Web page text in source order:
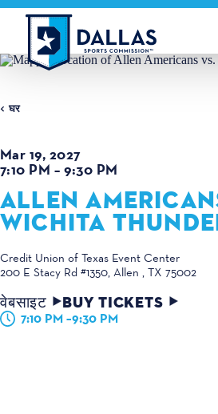
सामग्री पर जाएं
घर
Mar 19, 2027
7:10 PM – 9:30 PM
ALLEN
WICHITA
Credit Union of Texas Event Center
200 E Stacy Rd #1350 Allen , TX 75002
वेबसाइट BUY TICKETS
7:10 PM –9:30 PM